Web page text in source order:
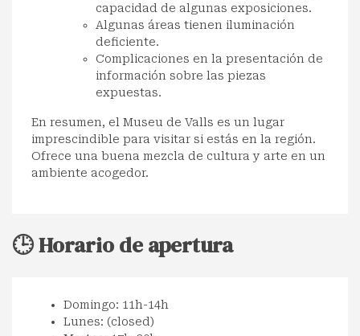
capacidad de algunas exposiciones.
Algunas áreas tienen iluminación
deficiente.
Complicaciones en la presentación de
información sobre las piezas
expuestas.
En resumen, el Museu de Valls es un lugar
imprescindible para visitar si estás en la región.
Ofrece una buena mezcla de cultura y arte en un
ambiente acogedor.
🕒 Horario de apertura
Domingo: 11h-14h
Lunes: (closed)